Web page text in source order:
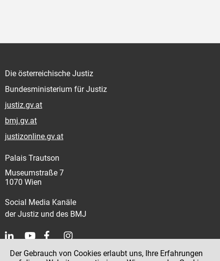
Die österreichische Justiz
Bundesministerium für Justiz
justiz.gv.at
bmj.gv.at
justizonline.gv.at
Palais Trautson
Museumstraße 7
1070 Wien
Social Media Kanäle
der Justiz und des BMJ
Kontakt
Der Gebrauch von Cookies erlaubt uns, Ihre Erfahrungen